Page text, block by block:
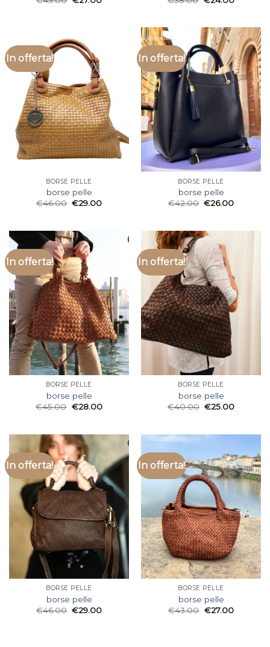
In offerta!
BORSE PELLE
borse pelle
€46.00 €29.00
In offerta!
BORSE PELLE
borse pelle
€42.00 €26.00
In offerta!
BORSE PELLE
borse pelle
€45.00 €28.00
In offerta!
BORSE PELLE
borse pelle
€40.00 €25.00
In offerta!
BORSE PELLE
borse pelle
€46.00 €29.00
In offerta!
BORSE PELLE
borse pelle
€43.00 €27.00